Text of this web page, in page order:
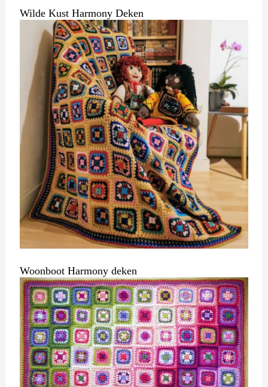
Wilde Kust Harmony Deken
Woonboot Harmony deken